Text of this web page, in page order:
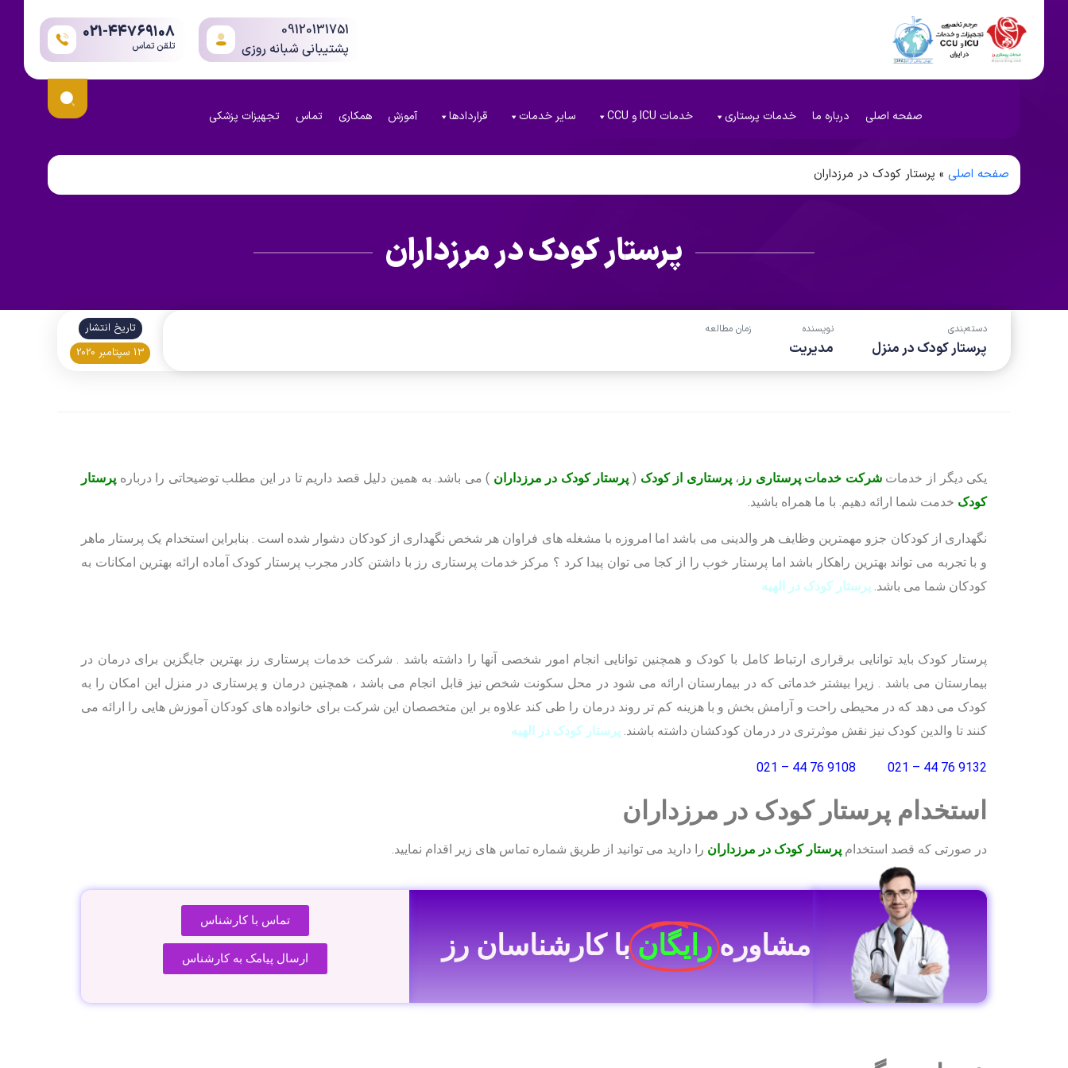
09120131751
پشتیبانی شبانه روزی
021-۴۴۷۶۹۱08
تلقن تماس
صفحه اصلی درباره ما خدمات پرستاری خدمات ICU و CCU سایر خدمات قراردادها آموزش همکاری تماس تجهیزات پزشکی
صفحه اصلی » پرستار کودک در مرزداران
پرستار کودک در مرزداران
دسته‌بندی
پرستار کودک در منزل
نویسنده
مدیریت
زمان مطالعه
تاریخ انتشار
13 سپتامبر 2020
یکی دیگر از خدماتشرکت خدمات پرستاری رز ،پرستاری از کودک ( پرستار کودک در مرزداران ) می باشد. به همین دلیل قصد داریم تا در این مطلب توضیحاتی را درباره پرستار
کودک خدمت شما ارائه دهیم. با ما همراه باشید.
نگهداری از کودکان جزو مهمترین وظایف هر والدینی می باشد اما امروزه با مشغله های فراوان هر شخص نگهداری از کودکان دشوار شده است . بنابراین استخدام یک پرستار ماهر
و با تجربه می تواند بهترین راهکار باشد اما پرستار خوب را از کجا می توان پیدا کرد ؟ مرکز خدمات پرستاری رز با داشتن کادر مجرب پرستار کودک آماده ارائه بهترین امکانات به
کودکان شما می باشد. پرستار کودک در الهیه
پرستار کودک باید توانایی برقراری ارتباط کامل با کودک و همچنین توانایی انجام امور شخصی آنها را داشته باشد . شرکت خدمات پرستاری رز بهترین جایگزین برای درمان در
بیمارستان می باشد . زیرا بیشتر خدماتی که در بیمارستان ارائه می شود در محل سکونت شخص نیز قابل انجام می باشد ، همچنین درمان و پرستاری در منزل این امکان را به
کودک می دهد که در محیطی راحت و آرامش بخش و با هزینه کم تر روند درمان را طی کند علاوه بر این متخصصان این شرکت برای خانواده های کودکان آموزش هایی را ارائه می
کنند تا والدین کودک نیز نقش موثرتری در درمان کودکشان داشته باشند. پرستار کودک در الهیه
9132 76 44 – 021
9108 76 44 – 021
استخدام پرستار کودک در مرزداران
در صورتی که قصد استخدام پرستار کودک در مرزداران را دارید می توانید از طریق شماره تماس های زیر اقدام نمایید.
مشاوره رایگان با کارشناسان رز
تماس با کارشناس
ارسال پیامک به کارشناس